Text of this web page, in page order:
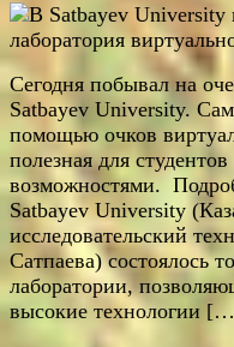
Сегодня побывал на
Satbayev University.
помощью очков
полезная для
возможностями.
Satbayev University
исследовательский
Сатпаева) состоялось
лаборатории,
высокие технологии